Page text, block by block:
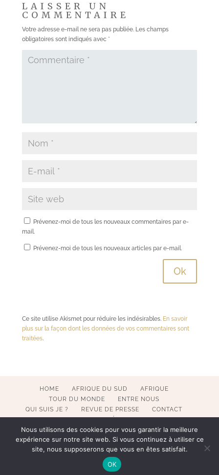
LAISSER UN
COMMENTAIRE
Votre adresse e-mail ne sera pas publiée. Les champs
obligatoires sont indiqués avec *
Prévenez-moi de tous les nouveaux commentaires par e-
mail.
Prévenez-moi de tous les nouveaux articles par e-mail.
Ce site utilise Akismet pour réduire les indésirables. En savoir
plus sur la façon dont les données de vos commentaires sont
traitées.
HOME AFRIQUE DU SUD
AFRIQUE
TOUR DU MONDE
ENTRE NOUS
QUI SUIS JE ?
REVUE DE PRESSE
CONTACT
COPYRIGHT 2017-2023 POESY BY SOPHIE. ALL RIGHTS
RESERVED. WEBMASTER BECATEK.
Nous utilisons des cookies pour vous garantir la meilleure
expérience sur notre site web. Si vous continuez à utiliser ce
site, nous supposerons que vous en êtes satisfait.
OK